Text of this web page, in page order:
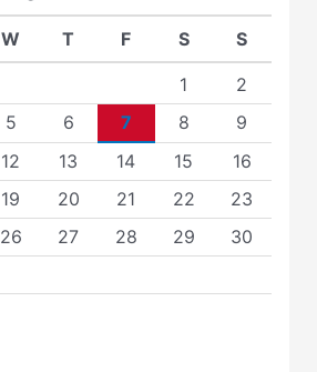
W T F S S
1
2
5 6 7 8
9
12 13 14 15
16
19 20 21 22
23
26 27 28 29
30